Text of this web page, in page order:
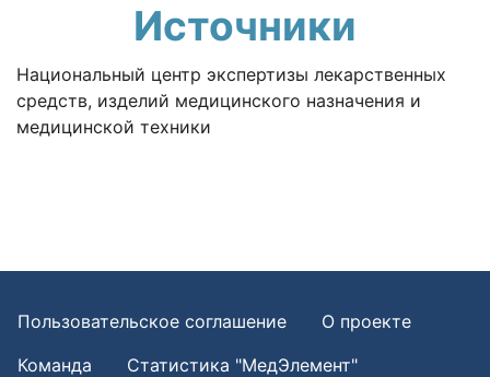
Источники
Национальный центр экспертизы лекарственных
средств, изделий медицинского назначения и
медицинской техники
Пользовательское соглашение
О проекте
Команда
Статистика "МедЭлемент"